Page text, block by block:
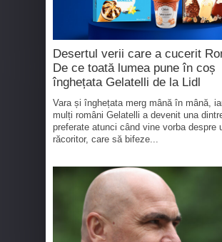
Desertul verii care a cucerit
De ce toată lumea pune în coș
înghețata Gelatelli de la Lidl
Vara și înghețata merg mână în mână,
mulți români Gelatelli a devenit una
preferate atunci când vine vorba despre
răcoritor, care să bifeze...